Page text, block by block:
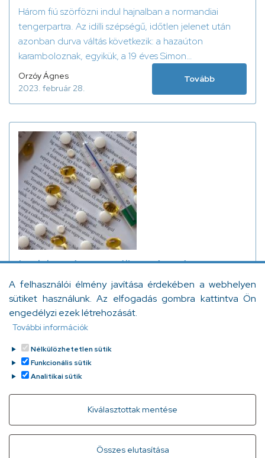
A felhasználói élmény javítása érdekében a webhelyen
sütiket használunk. Az elfogadás gombra kattintva Ön
engedélyzi ezek létrehozását.
További információk
Nélkülözhetetlen sütik
Funkcionális sütik
Analitikai sütik
Kiválasztottak mentése
Összes elutasítása
Withdraw consent
Három fiú szörfözni indul hajnalban a normandiai
tengerpartra. Az idilli szépségű, időtlen jelenet után
azonban durva váltás következik: a hazaúton
karamboloznak, egyikük, a 19 éves Simon
koponyatraumát szenved, mélykómába esik, és
megindul a versenyfutás az idővel.
Orzóy Ágnes
2023. február 28.
Tovább
Irodalom és mentális egészség
Hogyan hat a szépirodalom olvasása a mentális
egészségünkre? Egyáltalán hat-e rá bárhogyan? Mit
mondanak erről a legújabb kutatások?
2023. január 12.
Gyorslinkek
Adatvédelem Kapcsolat